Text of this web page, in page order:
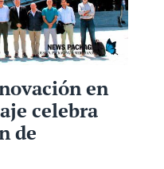
en
celebra
de